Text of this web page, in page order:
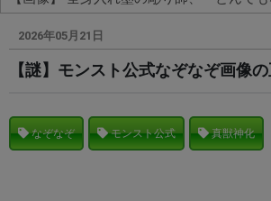
Powered by livedoor 相互RSS
2026年05月21日
【謎】モンスト公式なぞなぞ画像
なぞなぞ モンスト公式 真獣神化